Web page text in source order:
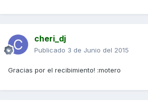
cheri_dj
Publicado 3 de Junio del 2015
Gracias por el recibimiento! :motero